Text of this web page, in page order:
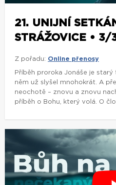
21. UNIJNÍ
STRÁŽOVICE • 3/
Z pořadu: Online přenosy
Příběh proroka Jonáše je
něm už slyšel mnohokrát. A
neochotě – znovu a znovu
příběh o Bohu, který volá. O